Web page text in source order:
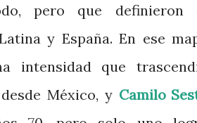
pero que definieron
y España. En ese
intensidad que
desde México, y Camilo